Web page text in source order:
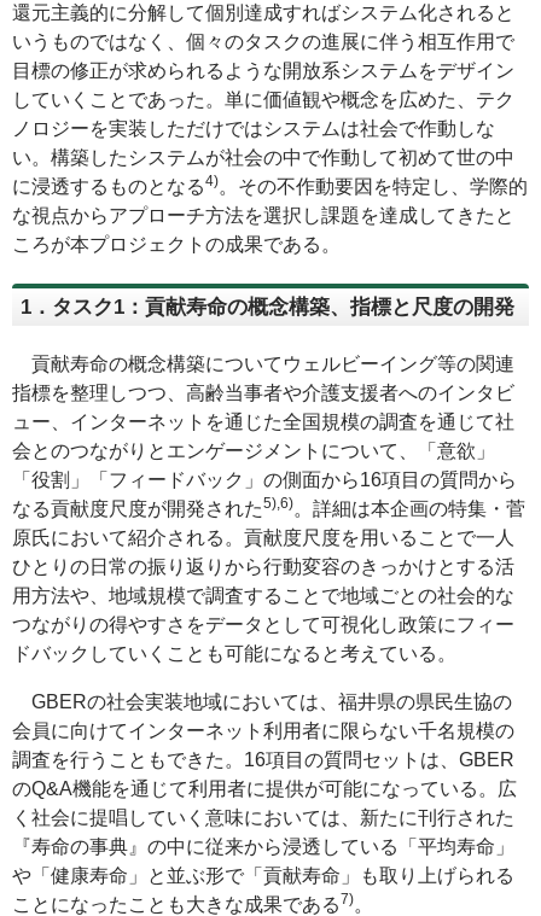
還元主義的に分解して個別達成すればシステム化されると
いうものではなく、個々のタスクの進展に伴う相互作用で
目標の修正が求められるような開放系システムをデザイン
していくことであった。単に価値観や概念を広めた、テク
ノロジーを実装しただけではシステムは社会で作動しな
い。構築したシステムが社会の中で作動して初めて世の中
に浸透するものとなる4)。その不作動要因を特定し、学際的
な視点からアプローチ方法を選択し課題を達成してきたと
ころが本プロジェクトの成果である。
1．タスク1：貢献寿命の概念構築、指標と尺度の開発
貢献寿命の概念構築についてウェルビーイング等の関連
指標を整理しつつ、高齢当事者や介護支援者へのインタビ
ュー、インターネットを通じた全国規模の調査を通じて社
会とのつながりとエンゲージメントについて、「意欲」
「役割」「フィードバック」の側面から16項目の質問から
なる貢献度尺度が開発された5),6)。詳細は本企画の特集・菅
原氏において紹介される。貢献度尺度を用いることで一人
ひとりの日常の振り返りから行動変容のきっかけとする活
用方法や、地域規模で調査することで地域ごとの社会的な
つながりの得やすさをデータとして可視化し政策にフィー
ドバックしていくことも可能になると考えている。
GBERの社会実装地域においては、福井県の県民生協の
会員に向けてインターネット利用者に限らない千名規模の
調査を行うこともできた。16項目の質問セットは、GBER
のQ&A機能を通じて利用者に提供が可能になっている。広
く社会に提唱していく意味においては、新たに刊行された
『寿命の事典』の中に従来から浸透している「平均寿命」
や「健康寿命」と並ぶ形で「貢献寿命」も取り上げられる
ことになったことも大きな成果である7)。